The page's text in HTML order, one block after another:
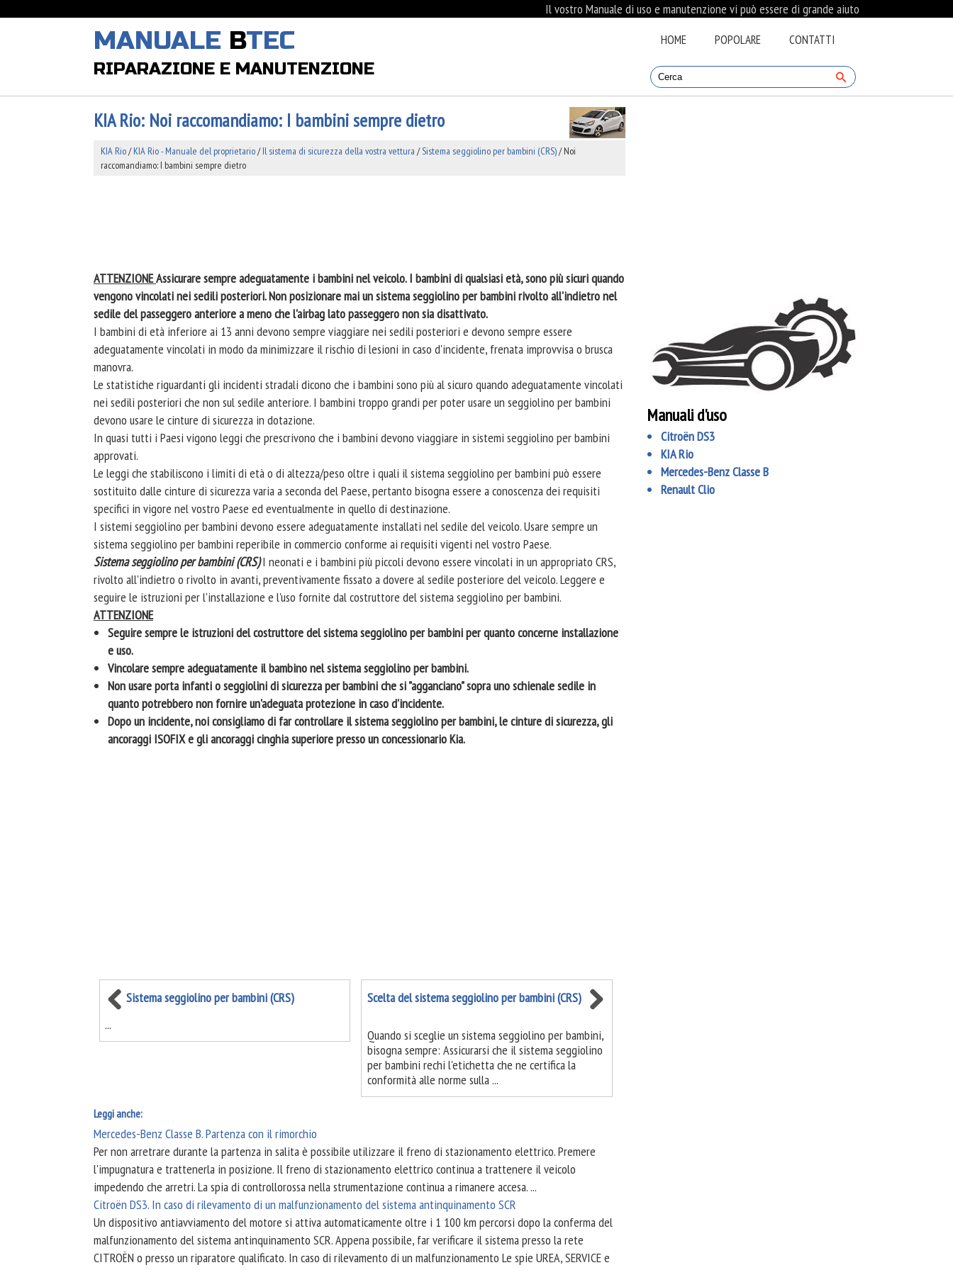
Il vostro Manuale di uso e manutenzione vi può essere di grande aiuto
MANUALE BTEC
RIPARAZIONE E MANUTENZIONE
HOME POPOLARE CONTATTI
KIA Rio: Noi raccomandiamo: I bambini sempre dietro
KIA Rio/KIA Rio - Manuale del proprietario/Il sistema di sicurezza della vostra vettura /Sistema seggiolino per bambini (CRS)/ Noi
raccomandiamo: I bambini sempre dietro
ATTENZIONEAssicurare sempre adeguatamente i bambini nel veicolo. I bambini di qualsiasi età, sono più sicuri quando
vengono vincolati nei sedili posteriori. Non posizionare mai un sistema seggiolino per bambini rivolto all'indietro nel
sedile del passeggero anteriore a meno che l'airbag lato passeggero non sia disattivato.
I bambini di età inferiore ai 13 anni devono sempre viaggiare nei sedili posteriori e devono sempre essere
adeguatamente vincolati in modo da minimizzare il rischio di lesioni in caso d'incidente, frenata improvvisa o brusca
manovra.
Le statistiche riguardanti gli incidenti stradali dicono che i bambini sono più al sicuro quando adeguatamente vincolati
nei sedili posteriori che non sul sedile anteriore. I bambini troppo grandi per poter usare un seggiolino per bambini
devono usare le cinture di sicurezza in dotazione.
In quasi tutti i Paesi vigono leggi che prescrivono che i bambini devono viaggiare in sistemi seggiolino per bambini
approvati.
Le leggi che stabiliscono i limiti di età o di altezza/peso oltre i quali il sistema seggiolino per bambini può essere
sostituito dalle cinture di sicurezza varia a seconda del Paese, pertanto bisogna essere a conoscenza dei requisiti
specifici in vigore nel vostro Paese ed eventualmente in quello di destinazione.
I sistemi seggiolino per bambini devono essere adeguatamente installati nel sedile del veicolo. Usare sempre un
sistema seggiolino per bambini reperibile in commercio conforme ai requisiti vigenti nel vostro Paese.
Sistema seggiolino per bambini (CRS)I neonati e i bambini più piccoli devono essere vincolati in un appropriato CRS,
rivolto all'indietro o rivolto in avanti, preventivamente fissato a dovere al sedile posteriore del veicolo. Leggere e
seguire le istruzioni per l'installazione e l'uso fornite dal costruttore del sistema seggiolino per bambini.
ATTENZIONE
Seguire sempre le istruzioni del costruttore del sistema seggiolino per bambini per quanto concerne installazione
e uso.
Vincolare sempre adeguatamente il bambino nel sistema seggiolino per bambini.
Non usare porta infanti o seggiolini di sicurezza per bambini che si "agganciano" sopra uno schienale sedile in
quanto potrebbero non fornire un'adeguata protezione in caso d'incidente.
Dopo un incidente, noi consigliamo di far controllare il sistema seggiolino per bambini, le cinture di sicurezza, gli
ancoraggi ISOFIX e gli ancoraggi cinghia superiore presso un concessionario Kia.
Sistema seggiolino per bambini (CRS)
...
Scelta del sistema seggiolino per bambini (CRS)
Quando si sceglie un sistema seggiolino per bambini,
bisogna sempre: Assicurarsi che il sistema seggiolino
per bambini rechi l'etichetta che ne certifica la
conformità alle norme sulla ...
Leggi anche:
Mercedes-Benz Classe B. Partenza con il rimorchio
Per non arretrare durante la partenza in salita è possibile utilizzare il freno di stazionamento elettrico. Premere
l'impugnatura e trattenerla in posizione. Il freno di stazionamento elettrico continua a trattenere il veicolo
impedendo che arretri. La spia di controllorossa nella strumentazione continua a rimanere accesa. ...
Citroën DS3. In caso di rilevamento di un malfunzionamento del sistema antinquinamento SCR
Un dispositivo antiavviamento del motore si attiva automaticamente oltre i 1 100 km percorsi dopo la conferma del
malfunzionamento del sistema antinquinamento SCR. Appena possibile, far verificare il sistema presso la rete
CITROËN o presso un riparatore qualificato. In caso di rilevamento di un malfunzionamento Le spie UREA, SERVICE e
Manuali d'uso
Citroën DS3
KIA Rio
Mercedes-Benz Classe B
Renault Clio